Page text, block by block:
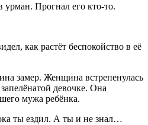
Прогнал его кто-то.
как растёт беспокойство в её
замер. Женщина встрепенулась
девочке. Она
мужа ребёнка.
ты ездил. А ты и не знал…